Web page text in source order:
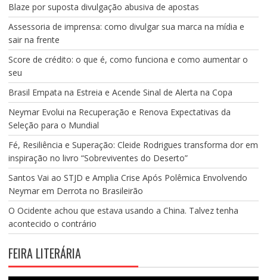
Blaze por suposta divulgação abusiva de apostas
Assessoria de imprensa: como divulgar sua marca na mídia e
sair na frente
Score de crédito: o que é, como funciona e como aumentar o
seu
Brasil Empata na Estreia e Acende Sinal de Alerta na Copa
Neymar Evolui na Recuperação e Renova Expectativas da
Seleção para o Mundial
Fé, Resiliência e Superação: Cleide Rodrigues transforma dor em
inspiração no livro “Sobreviventes do Deserto”
Santos Vai ao STJD e Amplia Crise Após Polêmica Envolvendo
Neymar em Derrota no Brasileirão
O Ocidente achou que estava usando a China. Talvez tenha
acontecido o contrário
FEIRA LITERÁRIA